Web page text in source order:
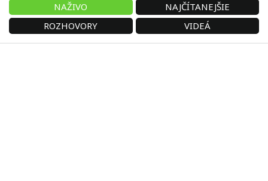
NAŽIVO
NAJČÍTANEJŠIE
ROZHOVORY
VIDEÁ